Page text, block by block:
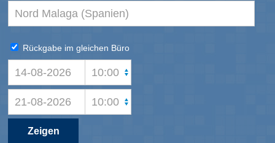
Rückgabe im gleichen Büro